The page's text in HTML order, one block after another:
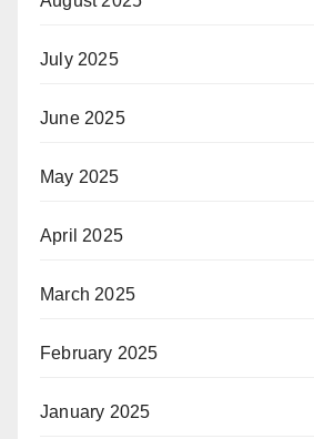
July 2025
June 2025
May 2025
April 2025
March 2025
February 2025
January 2025